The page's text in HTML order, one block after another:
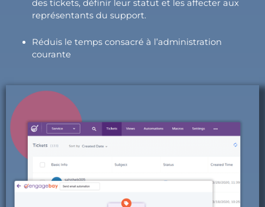
des tickets, définir leur statut et les affecter aux
représentants du support.
Réduis le temps consacré à l’administration
courante